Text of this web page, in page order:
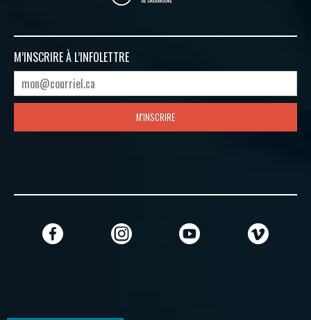
M’INSCRIRE À L’INFOLETTRE
M'INSCRIRE